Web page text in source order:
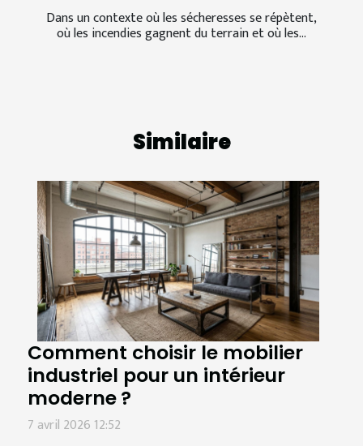
Dans un contexte où les sécheresses se répètent,
où les incendies gagnent du terrain et où les...
Similaire
Comment choisir le mobilier
industriel pour un intérieur
moderne ?
7 avril 2026 12:52